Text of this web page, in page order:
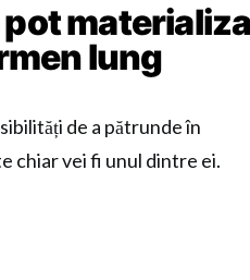
pot materializa
lung
de a pătrunde în
chiar vei fi unul dintre ei.